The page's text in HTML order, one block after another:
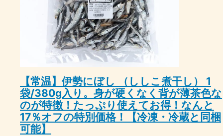
【常温】伊勢にぼし （ししこ煮干し） 1
袋/380g入り。身が硬くなく背が薄茶色な
のが特徴！たっぷり使えてお得！なんと
17％オフの特別価格！【冷凍・冷蔵と同梱
可能】